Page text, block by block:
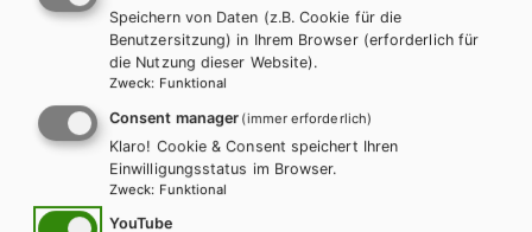
HUM/FS
Speichern von Daten (z.B. Cookie für die
Benutzersitzung) in Ihrem Browser (erforderlich für
die Nutzung dieser Website).
Zweck: Funktional
Consent manager (immer erforderlich)
Klaro! Cookie & Consent speichert Ihren
Einwilligungsstatus im Browser.
Zweck: Funktional
YouTube